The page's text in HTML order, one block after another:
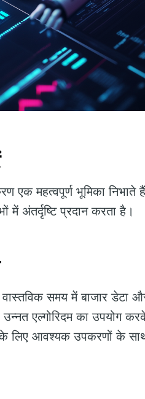
एक महत्वपूर्ण भूमिका निभाते
अंतर्दृष्टि प्रदान करता है।
समय में बाजार डेटा
एल्गोरिदम का उपयोग
के लिए आवश्यक उपकरणों के